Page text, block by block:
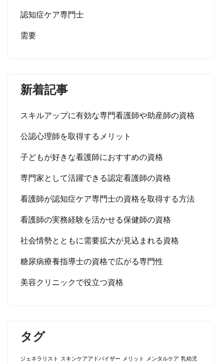
認知症ケア専門士
需要
新着記事
スキルアップに有効な専門看護師や助産師の資格
公認心理師を取得するメリット
子どもが好きな看護師におすすめの資格
専門家として活躍できる認定看護師の資格
看護師が認知症ケア専門士の資格を取得する方法
看護師の実務経験を活かせる保健師の資格
社会情勢とともに需要拡大が見込まれる資格
糖尿病療養指導士の資格で広がる専門性
美容クリニックで役立つ資格
タグ
ジェネラリスト スキンケアアドバイザー メリット メンタルケア 乳幼児